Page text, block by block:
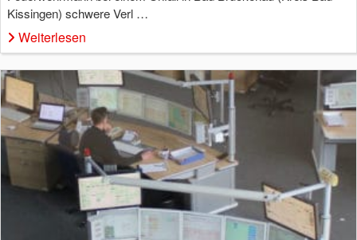
Kissingen) schwere Verl …
Weiterlesen